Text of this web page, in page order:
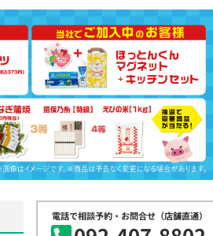
電話で相談予約・お問合せ（店舗直通）